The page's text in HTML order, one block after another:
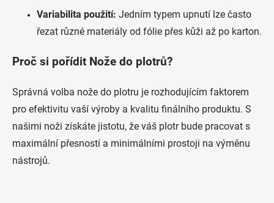
Variabilita použití: Jedním typem upnutí lze často
řezat různé materiály od fólie přes kůži až po karton.
Proč si pořídit Nože do plotrů?
Správná volba nože do plotru je rozhodujícím faktorem
pro efektivitu vaší výroby a kvalitu finálního produktu. S
našimi noži získáte jistotu, že váš plotr bude pracovat s
maximální přesností a minimálními prostoji na výměnu
nástrojů.